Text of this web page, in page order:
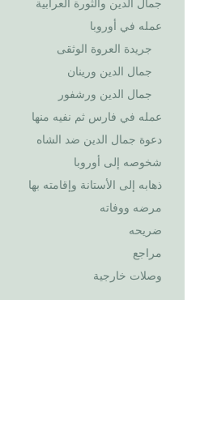
جمال الدين والثورة العرابية
عمله في أوروبا
جريدة العروة الوثقى
جمال الدين ورينان
جمال الدين ورشفور
عمله في فارس ثم نفيه منها
دعوة جمال الدين ضد الشاه
شخوصه إلى أوروبا
ذهابه إلى الأستانة وإقامته بها
مرضه ووفاته
ضريحه
مراجع
وصلات خارجية